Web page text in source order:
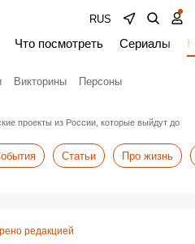
RUS
Что посмотреть Сериалы
Викторины Персоны
проекты из России, которые выйдут до
Статьи Про жизнь
редакцией